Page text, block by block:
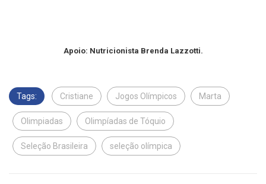
Apoio: Nutricionista Brenda Lazzotti.
Tags: Cristiane Jogos Olímpicos Marta
Olimpiadas Olimpíadas de Tóquio
Seleção Brasileira seleção olímpica